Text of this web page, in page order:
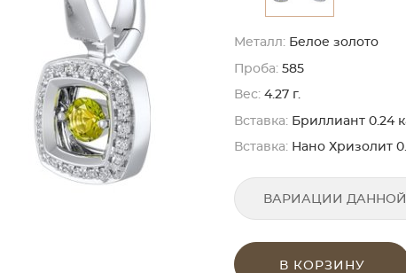
Металл: Белое золото
Проба: 585
Вес: 4.27 г.
Вставка: Бриллиант 0.24
Вставка: Нано Хризолит
ВАРИАЦИИ
В КОРЗИНУ